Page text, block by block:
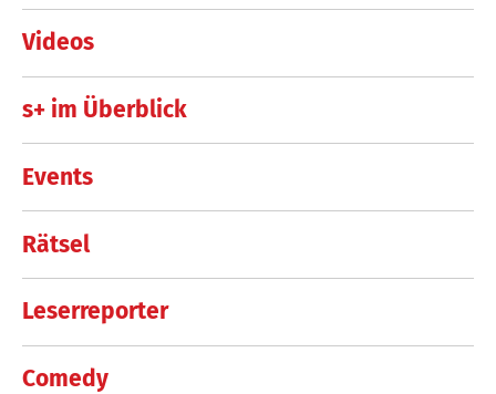
Videos
s+ im Überblick
Events
Rätsel
Leserreporter
Comedy